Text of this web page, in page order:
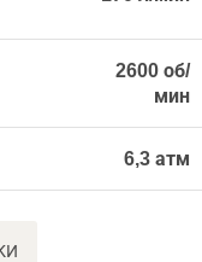
2600 об/
мин
6,3 атм